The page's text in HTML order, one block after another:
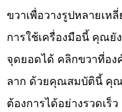
ขวาเพื่อวางรูปหลายเห
การใช้เครื่องมือนี้ คุณยั
จุดยอดได้ คลิกขวาที่อ
ลาก ด้วยคุณสมบัตินี้ คุ
ต้องการได้อย่างรวดเร็ว